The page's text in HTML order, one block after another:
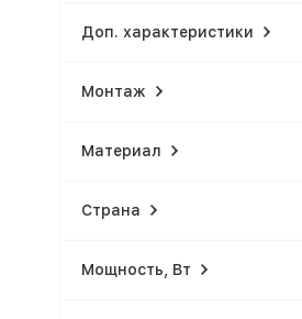
Доп. характеристики
Монтаж
Материал
Страна
Мощность, Вт